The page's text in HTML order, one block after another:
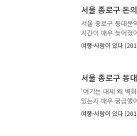
리, 한국외국어대학
동네는 다녀왔어요.
갑자기 궁금해졌어
제가 자주 ..
서울 종로구 돈
서울 종로구 동대문
시간이 매우 늦어졌
는 것을 깨달았어요.
으니까요. 절대 학
를 할 수 있다고 하
대체로 밥, 김치 정
것도 없어요. 요즘
도 하고 용변..
여행-사람이 있다
서울 종로구 동
'여기는 대체 왜 벽
있는지 매우 궁금했
이 불었어요. 낙후된
촌이 동대문 벽화
여행-사람이 있다